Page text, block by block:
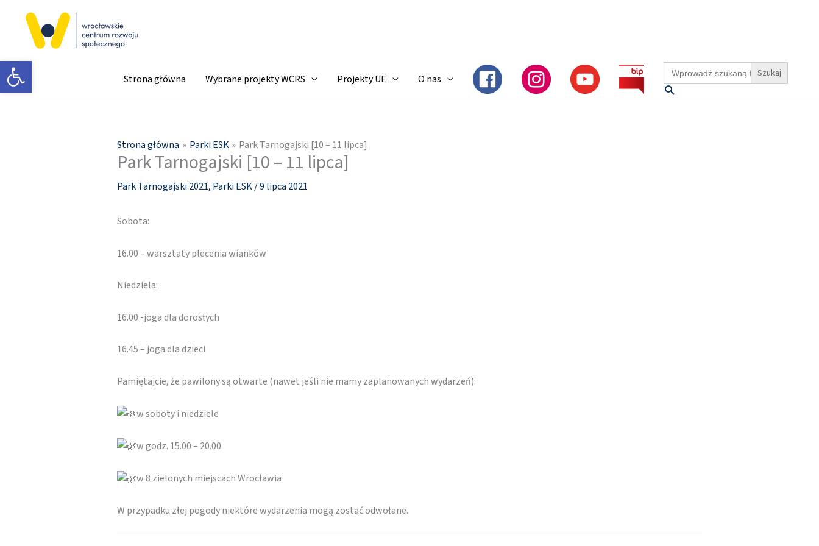
Otwórz pasek narzędzi Strona główna Wybrane projekty WCRS Projekty UE O nas
Search
for:
Szukaj
Strona główna Parki ESK Park Tarnogajski [10 – 11 lipca]
Park Tarnogajski [10 – 11 lipca]
Park Tarnogajski 2021, Parki ESK/9 lipca 2021
Sobota:
16.00 – warsztaty plecenia wianków
Niedziela:
16.00 -joga dla dorosłych
16.45 – joga dla dzieci
Pamiętajcie, że pawilony są otwarte (nawet jeśli nie mamy zaplanowanych wydarzeń):
w soboty i niedziele
w godz. 15.00 – 20.00
w 8 zielonych miejscach Wrocławia
W przypadku złej pogody niektóre wydarzenia mogą zostać odwołane.